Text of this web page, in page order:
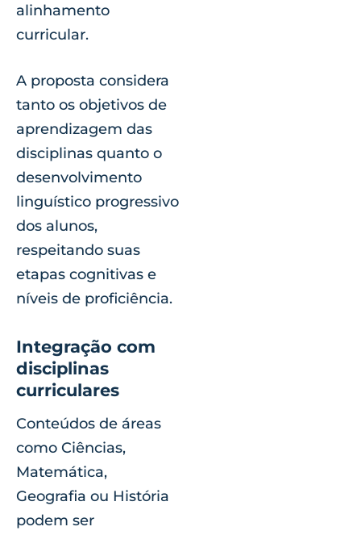
alinhamento
curricular.
A proposta considera
tanto os objetivos de
aprendizagem das
disciplinas quanto o
desenvolvimento
linguístico progressivo
dos alunos,
respeitando suas
etapas cognitivas e
níveis de proficiência.
Integração com
disciplinas
curriculares
Conteúdos de áreas
como Ciências,
Matemática,
Geografia ou História
podem ser